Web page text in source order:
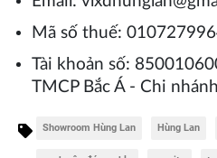
Mã số thuế:
Tài khoản số:
TMCP Bắc Á - Chi
Showroom Hùng Lan Hùng Lan